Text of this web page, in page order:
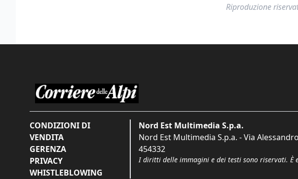
Riproduzione
CONDIZIONI DI
VENDITA
GERENZA
PRIVACY
WHISTLEBLOWING
Nord Est Multimedia S.p.a.
Nord Est Multimedia S.p.a. - Via Alessandro
454332
I diritti delle immagini e dei testi sono riservati. È